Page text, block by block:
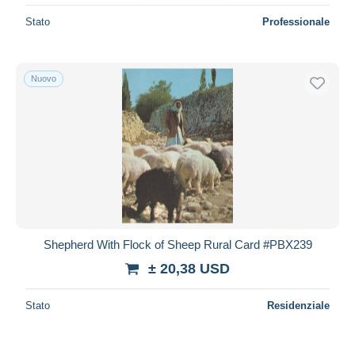
Stato Professionale
Nuovo
Shepherd With Flock of Sheep Rural Card #PBX239
± 20,38 USD
Stato Residenziale